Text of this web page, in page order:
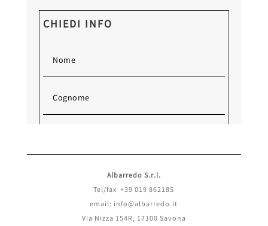
CHIEDI INFO
Albarredo S.r.l.
Tel/fax +39 019 862185
email: info@albarredo.it
Via Nizza 154R, 17100 Savona